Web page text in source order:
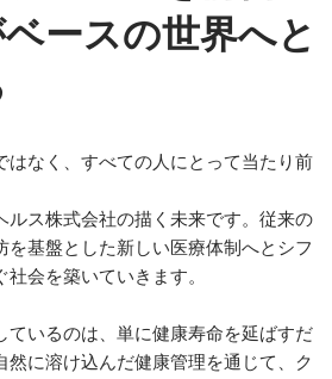
ースの世界へと
はなく、すべての人にとって当たり前
ルス株式会社の描く未来です。従来の
を基盤とした新しい医療体制へとシフ
会を築いていきます。
ているのは、単に健康寿命を延ばすだ
然に溶け込んだ健康管理を通じて、ク